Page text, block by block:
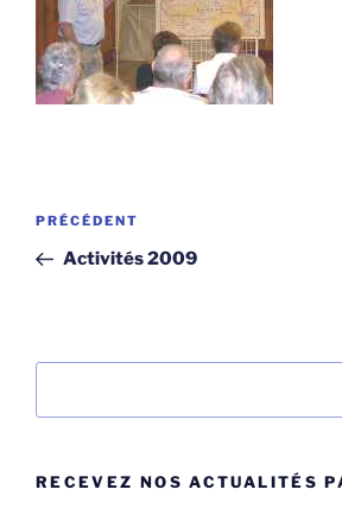
Navigation
l’article
Article
précédent
PRÉCÉDENT
Activités 2009
RECEVEZ NOS ACTUALITÉS